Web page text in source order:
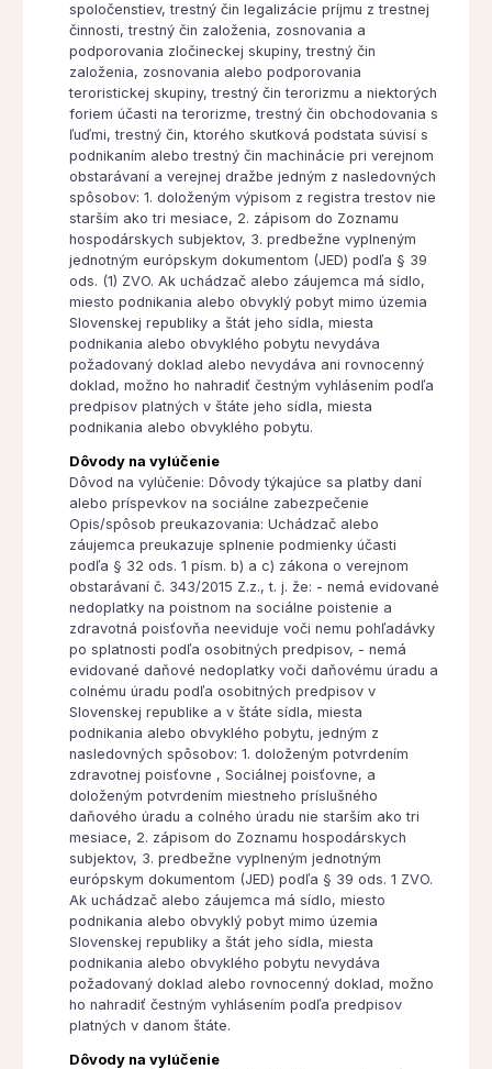
spoločenstiev, trestný čin legalizácie príjmu z trestnej
činnosti, trestný čin založenia, zosnovania a
podporovania zločineckej skupiny, trestný čin
založenia, zosnovania alebo podporovania
teroristickej skupiny, trestný čin terorizmu a niektorých
foriem účasti na terorizme, trestný čin obchodovania s
ľuďmi, trestný čin, ktorého skutková podstata súvisí s
podnikaním alebo trestný čin machinácie pri verejnom
obstarávaní a verejnej dražbe jedným z nasledovných
spôsobov: 1. doloženým výpisom z registra trestov nie
starším ako tri mesiace, 2. zápisom do Zoznamu
hospodárskych subjektov, 3. predbežne vyplneným
jednotným európskym dokumentom (JED) podľa § 39
ods. (1) ZVO. Ak uchádzač alebo záujemca má sídlo,
miesto podnikania alebo obvyklý pobyt mimo územia
Slovenskej republiky a štát jeho sídla, miesta
podnikania alebo obvyklého pobytu nevydáva
požadovaný doklad alebo nevydáva ani rovnocenný
doklad, možno ho nahradiť čestným vyhlásením podľa
predpisov platných v štáte jeho sídla, miesta
podnikania alebo obvyklého pobytu.
Dôvody na vylúčenie
Dôvod na vylúčenie: Dôvody týkajúce sa platby daní
alebo príspevkov na sociálne zabezpečenie
Opis/spôsob preukazovania: Uchádzač alebo
záujemca preukazuje splnenie podmienky účasti
podľa § 32 ods. 1 písm. b) a c) zákona o verejnom
obstarávaní č. 343/2015 Z.z., t. j. že: - nemá evidované
nedoplatky na poistnom na sociálne poistenie a
zdravotná poisťovňa neeviduje voči nemu pohľadávky
po splatnosti podľa osobitných predpisov, - nemá
evidované daňové nedoplatky voči daňovému úradu a
colnému úradu podľa osobitných predpisov v
Slovenskej republike a v štáte sídla, miesta
podnikania alebo obvyklého pobytu, jedným z
nasledovných spôsobov: 1. doloženým potvrdením
zdravotnej poisťovne , Sociálnej poisťovne, a
doloženým potvrdením miestneho príslušného
daňového úradu a colného úradu nie starším ako tri
mesiace, 2. zápisom do Zoznamu hospodárskych
subjektov, 3. predbežne vyplneným jednotným
európskym dokumentom (JED) podľa § 39 ods. 1 ZVO.
Ak uchádzač alebo záujemca má sídlo, miesto
podnikania alebo obvyklý pobyt mimo územia
Slovenskej republiky a štát jeho sídla, miesta
podnikania alebo obvyklého pobytu nevydáva
požadovaný doklad alebo rovnocenný doklad, možno
ho nahradiť čestným vyhlásením podľa predpisov
platných v danom štáte.
Dôvody na vylúčenie